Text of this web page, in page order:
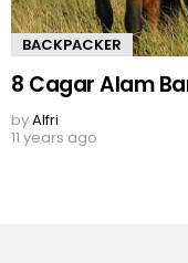
BACKPACKER
8 Cagar Alam
byAlfri
11 years ago